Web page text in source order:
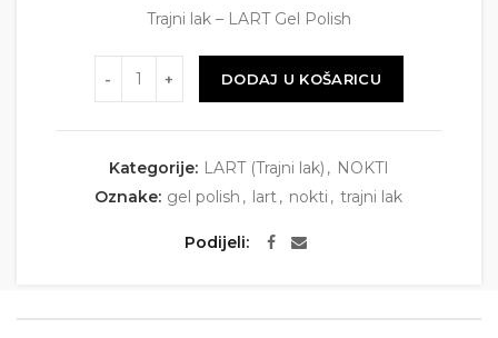
Trajni lak – LART Gel Polish
DODAJ U KOŠARICU
Kategorije: LART (Trajni lak) , NOKTI
Oznake: gel polish , lart, nokti , trajni lak
Podijeli